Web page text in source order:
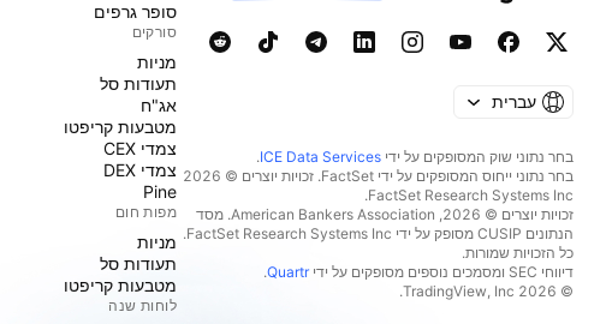
עברית
בחר נתוני שוק המסופקים על ידי ICE Data Services
.
בחר נתוני ייחוס המסופקים על ידי FactSet. זכויות יוצרים © 2026
זכויות יוצרים © 2026, ‏American Bankers Association. מסד
הנתונים CUSIP מסופק על ידי FactSet Research Systems Inc.
כל הזכויות שמורות.
דיווחי SEC ומסמכים נוספים מסופקים על ידי
Quartr
.
© 2026 ‏TradingView, Inc.‏
סופר גרפים
סורקים
מניות‏
תעודות סל
אג"ח
מטבעות קריפטו
צמדי CEX
צמדי DEX
Pine
מפות חום
מניות‏
תעודות סל
מטבעות קריפטו
לוחות שנה